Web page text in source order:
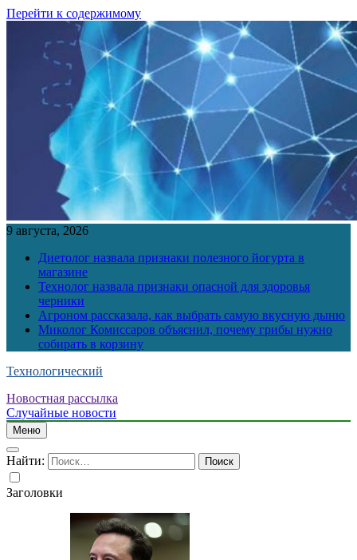
Перейти к содержимому
9 августа, 2026
Диетолог назвала признаки полезного йогурта в
магазине
Технолог назвала признаки опасной для здоровья
черники
Агроном рассказала, как выбрать самую вкусную дыню
Миколог Комиссаров объяснил, почему грибы нужно
собирать в корзину
Технологический
Новостная рассылка
Случайные новости
Меню
Найти:
Заголовки